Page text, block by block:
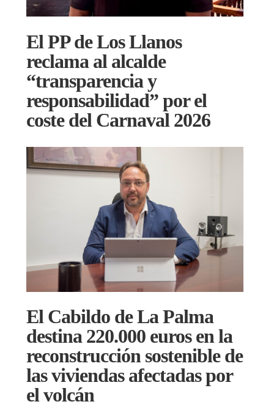
El PP de Los Llanos
reclama al alcalde
“transparencia y
responsabilidad” por el
coste del Carnaval 2026
El Cabildo de La Palma
destina 220.000 euros en la
reconstrucción sostenible de
las viviendas afectadas por
el volcán